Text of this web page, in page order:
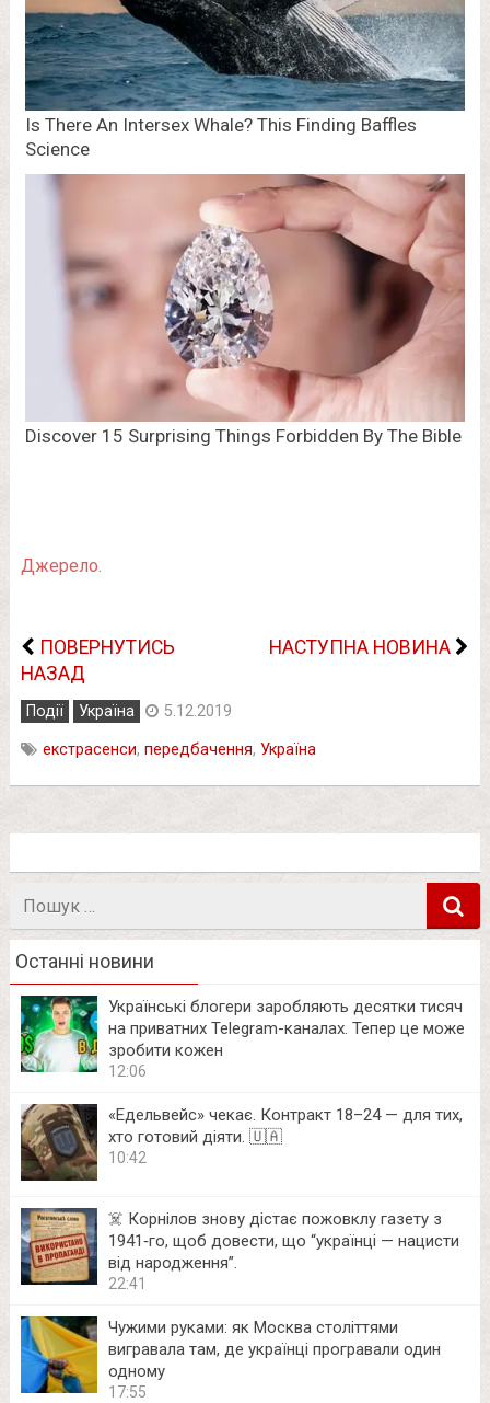
Джерело.
ПОВЕРНУТИСЬ
НАЗАД
НАСТУПНА НОВИНА
Події Україна 5.12.2019
екстрасенси, передбачення, Україна
Останні новини
Українські блогери заробляють десятки тисяч
на приватних Telegram-каналах. Тепер це може
зробити кожен
12:06
«Едельвейс» чекає. Контракт 18–24 — для тих,
хто готовий діяти. 🇺🇦
10:42
☠️ Корнілов знову дістає пожовклу газету з
1941‑го, щоб довести, що “українці — нацисти
від народження”.
22:41
Чужими руками: як Москва століттями
вигравала там, де українці програвали один
одному
17:55